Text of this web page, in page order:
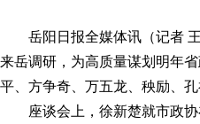
岳阳日报全媒体讯（记者
来岳调研，为高质量谋划明年
平、方争奇、万五龙、秧励、
座谈会上，徐新楚就市政